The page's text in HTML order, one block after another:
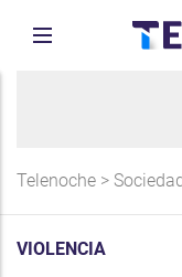
Telenoche >
VIOLENCIA